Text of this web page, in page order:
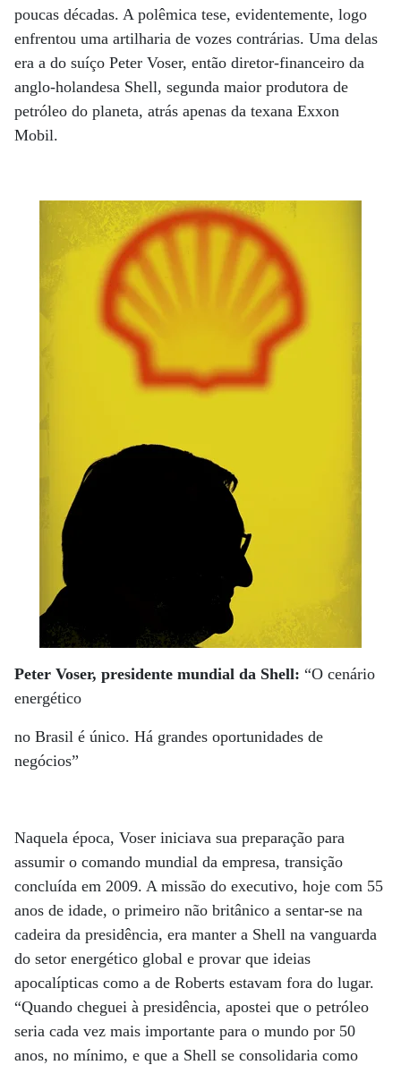
poucas décadas. A polêmica tese, evidentemente, logo
enfrentou uma artilharia de vozes contrárias. Uma delas
era a do suíço Peter Voser, então diretor-financeiro da
anglo-holandesa Shell, segunda maior produtora de
petróleo do planeta, atrás apenas da texana Exxon
Mobil.
Peter Voser, presidente mundial da Shell: “O cenário
energético
no Brasil é único. Há grandes oportunidades de
negócios”
Naquela época, Voser iniciava sua preparação para
assumir o comando mundial da empresa, transição
concluída em 2009. A missão do executivo, hoje com 55
anos de idade, o primeiro não britânico a sentar-se na
cadeira da presidência, era manter a Shell na vanguarda
do setor energético global e provar que ideias
apocalípticas como a de Roberts estavam fora do lugar.
“Quando cheguei à presidência, apostei que o petróleo
seria cada vez mais importante para o mundo por 50
anos, no mínimo, e que a Shell se consolidaria como